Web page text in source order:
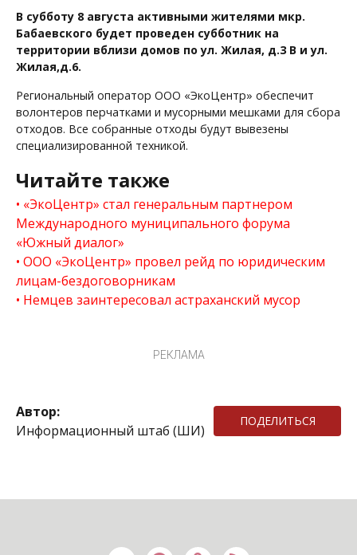
В субботу 8 августа активными жителями мкр.
Бабаевского будет проведен субботник на
территории вблизи домов по ул. Жилая, д.3 В и ул.
Жилая,д.6.
Региональный оператор ООО «ЭкоЦентр» обеспечит
волонтеров перчатками и мусорными мешками для сбора
отходов. Все собранные отходы будут вывезены
специализированной техникой.
Читайте также
«ЭкоЦентр» стал генеральным партнером
Международного муниципального форума
«Южный диалог»
ООО «ЭкоЦентр» провел рейд по юридическим
лицам-бездоговорникам
Немцев заинтересовал астраханский мусор
РЕКЛАМА
Автор:
Информационный штаб (ШИ)
ПОДЕЛИТЬСЯ